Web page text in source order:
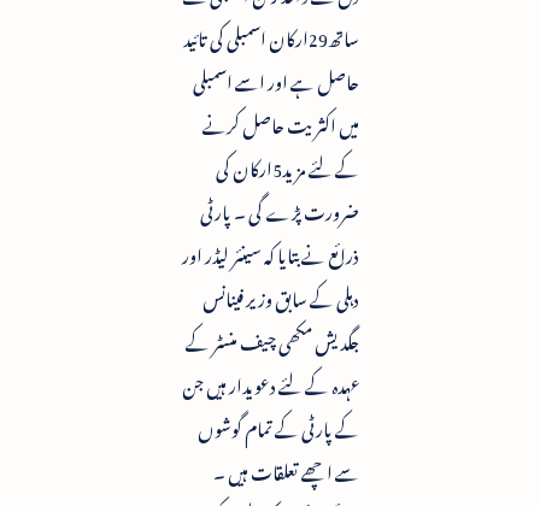
ساتھ29ارکان اسمبلی کی تائید
حاصل ہے اور اسے اسمبلی
میں اکثریت حاصل کرنے
کے لئے مزید5ارکان کی
ضرورت پڑے گی ۔ پارٹی
ذرائع نے بتایا کہ سینئر لیڈر اور
دہلی کے سابق وزیر فینانس
جگدیش مکھی چیف منسٹر کے
عہدہ کے لئے دعویدار ہیں جن
کے پارٹی کے تمام گوشوں
سے اچھے تعلقات ہیں ۔